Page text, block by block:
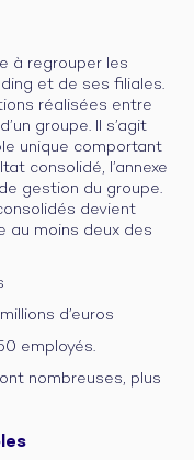
à regrouper les
et de ses filiales.
réalisées entre
groupe. Il s’agit
unique comportant
consolidé, l’annexe
gestion du groupe.
devient
au moins deux des
d’euros
employés.
nombreuses, plus